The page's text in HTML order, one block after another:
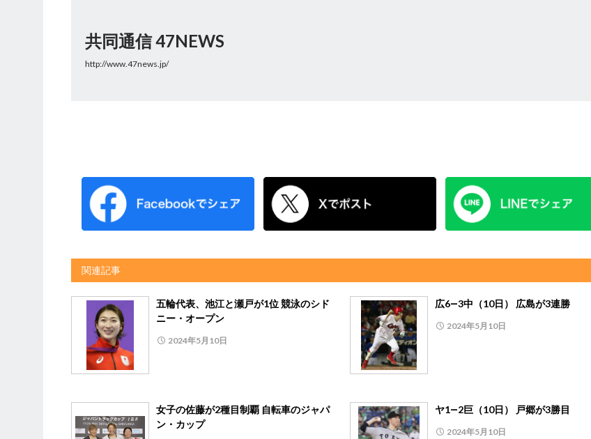
共同通信 47NEWS
http://www.47news.jp/
関連記事
五輪代表、池江と瀬戸が1位 競泳のシド
ニー・オープン
2024年5月10日
広6―3中（10日） 広島が3連勝
2024年5月10日
女子の佐藤が2種目制覇 自転車のジャパ
ン・カップ
ヤ1―2巨（10日） 戸郷が3勝目
2024年5月10日